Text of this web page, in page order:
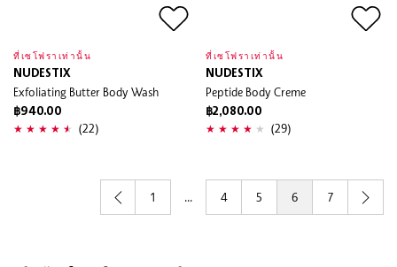
ที่เซโฟราเท่านั้น
NUDESTIX
Exfoliating Butter Body Wash
฿940.00
(22)
ที่เซโฟราเท่านั้น
NUDESTIX
Peptide Body Creme
฿2,080.00
(29)
1 ... 4 5 6 7